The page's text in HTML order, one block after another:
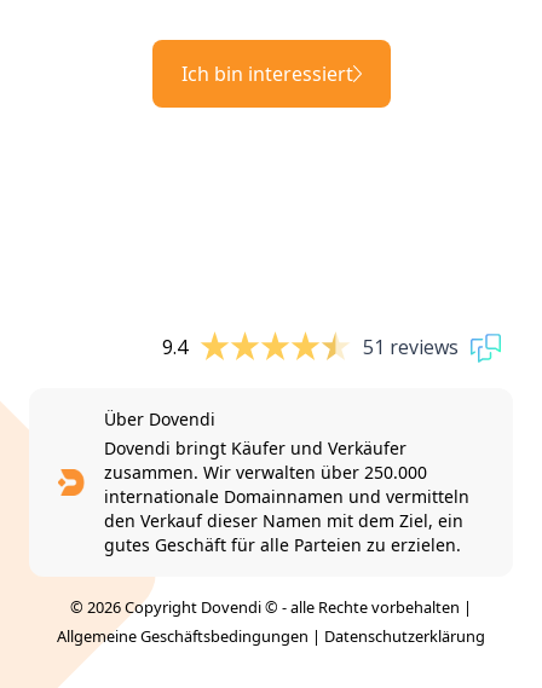
Ich bin interessiert
9.4 51 reviews
Über Dovendi
Dovendi bringt Käufer und Verkäufer
zusammen. Wir verwalten über 250.000
internationale Domainnamen und vermitteln
den Verkauf dieser Namen mit dem Ziel, ein
gutes Geschäft für alle Parteien zu erzielen.
© 2026 Copyright Dovendi © - alle Rechte vorbehalten |
Allgemeine Geschäftsbedingungen | Datenschutzerklärung